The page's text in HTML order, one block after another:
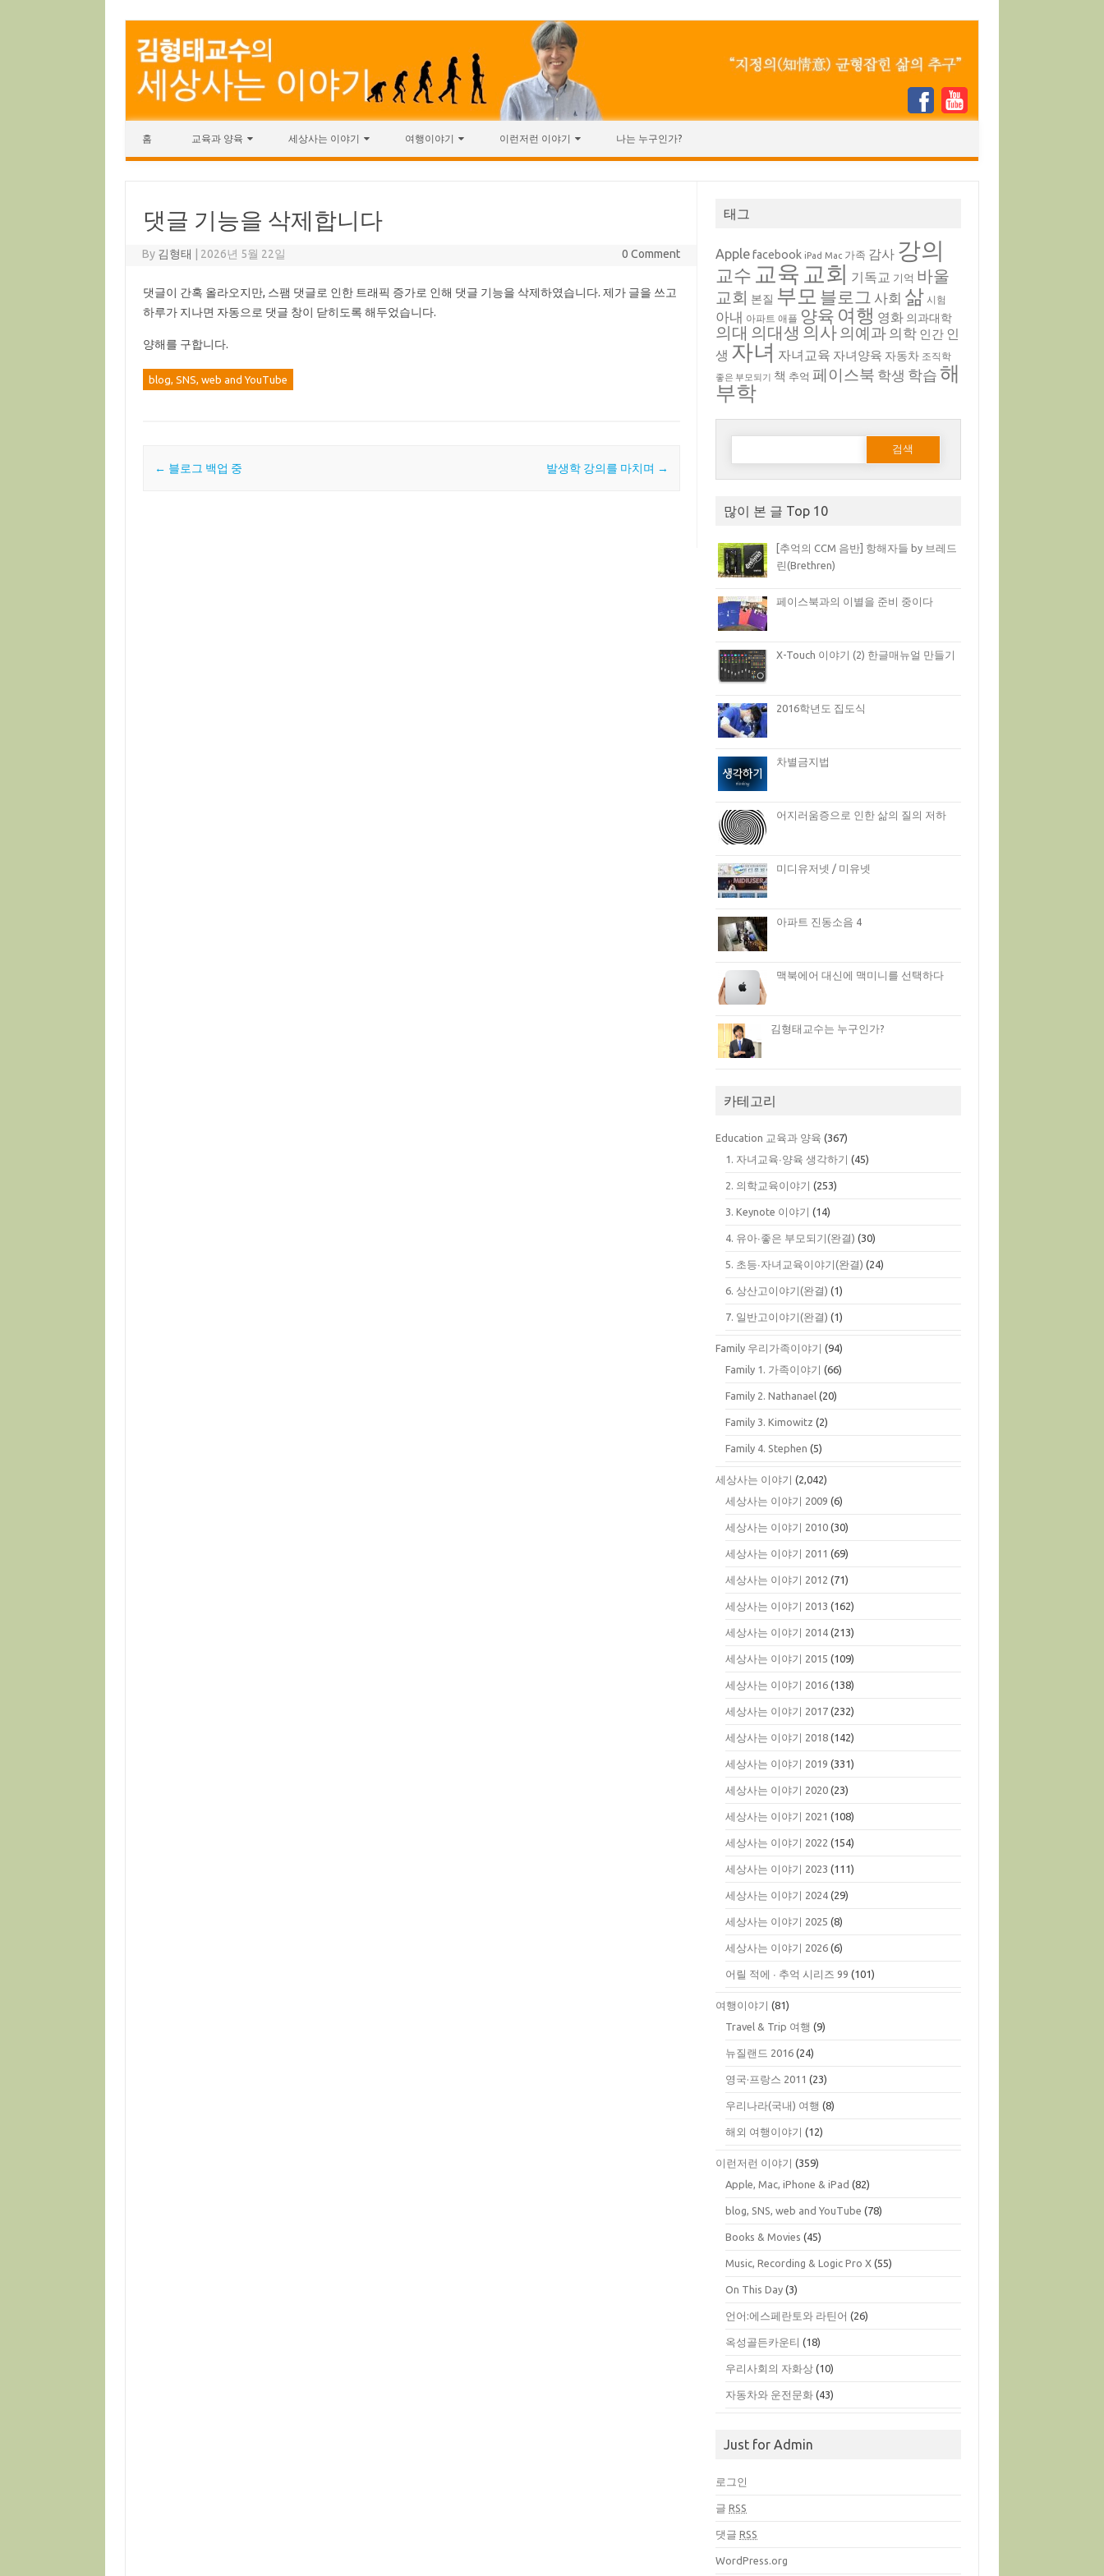
홈 교육과 양육 세상사는 이야기 여행이야기 이런저런 이야기 나는 누구인가?
댓글 기능을 삭제합니다
By 김형태 2026년 5월 22일 0 Comment
댓글이 간혹 올라오지만, 스팸 댓글로 인한 트래픽 증가로 인해 댓글 기능을 삭제하였습니다. 제가 글을 쓰고
하루가 지나면 자동으로 댓글 창이 닫히도록 해두었습니다.
양해를 구합니다.
blog, SNS, web and YouTube
Post navigation
← 블로그 백업 중 발생학 강의를 마치며 →
태그
Apple facebook iPad Mac 가족 감사 강의
교수 교육 교회 기독교 기억 바울
교회 본질 부모 블로그 사회 삶 시험
아내 아파트 애플 양육 여행 영화 의과대학
의대 의대생 의사의예과 의학 인간 인
생 자녀 자녀교육 자녀양육 자동차 조직학
좋은 부모되기 책 추억 페이스북 학생 학습 해
부학
다음 검색:
많이 본 글 Top 10
[추억의 CCM 음반] 항해자들 by 브레드
린(Brethren)
페이스북과의 이별을 준비 중이다
X-Touch 이야기 (2) 한글매뉴얼 만들기
2016학년도 집도식
차별금지법
어지러움증으로 인한 삶의 질의 저하
미디유저넷 / 미유넷
아파트 진동소음 4
맥북에어 대신에 맥미니를 선택하다
김형태교수는 누구인가?
카테고리
Education 교육과 양육 (367)
1. 자녀교육∙양육 생각하기 (45)
2. 의학교육이야기 (253)
3. Keynote 이야기 (14)
4. 유아∙좋은 부모되기(완결) (30)
5. 초등∙자녀교육이야기(완결) (24)
6. 상산고이야기(완결) (1)
7. 일반고이야기(완결) (1)
Family 우리가족이야기 (94)
Family 1. 가족이야기 (66)
Family 2. Nathanael (20)
Family 3. Kimowitz (2)
Family 4. Stephen (5)
세상사는 이야기 (2,042)
세상사는 이야기 2009 (6)
세상사는 이야기 2010 (30)
세상사는 이야기 2011 (69)
세상사는 이야기 2012 (71)
세상사는 이야기 2013 (162)
세상사는 이야기 2014 (213)
세상사는 이야기 2015 (109)
세상사는 이야기 2016 (138)
세상사는 이야기 2017 (232)
세상사는 이야기 2018 (142)
세상사는 이야기 2019 (331)
세상사는 이야기 2020 (23)
세상사는 이야기 2021 (108)
세상사는 이야기 2022 (154)
세상사는 이야기 2023 (111)
세상사는 이야기 2024 (29)
세상사는 이야기 2025 (8)
세상사는 이야기 2026 (6)
어릴 적에 ∙ 추억 시리즈 99 (101)
여행이야기 (81)
Travel & Trip 여행 (9)
뉴질랜드 2016 (24)
영국·프랑스 2011 (23)
우리나라(국내) 여행 (8)
해외 여행이야기 (12)
이런저런 이야기 (359)
Apple, Mac, iPhone & iPad (82)
blog, SNS, web and YouTube (78)
Books & Movies (45)
Music, Recording & Logic Pro X (55)
On This Day (3)
언어:에스페란토와 라틴어 (26)
옥성골든카운티 (18)
우리사회의 자화상 (10)
자동차와 운전문화 (43)
Just for Admin
로그인
글RSS
댓글RSS
WordPress.org